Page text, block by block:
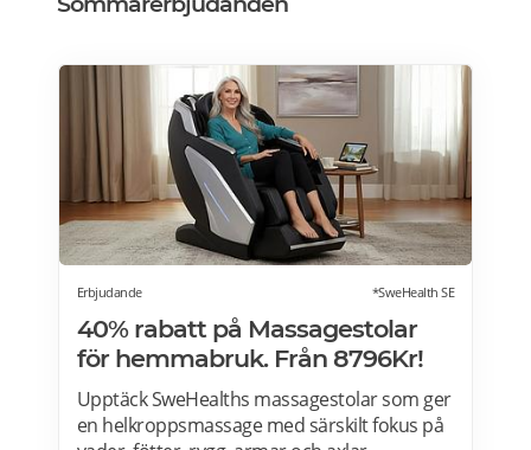
Erbjudande *SweHealth SE
40% rabatt på Massagestolar
för hemmabruk. Från 8796Kr!
Upptäck SweHealths massagestolar som ger
en helkroppsmassage med särskilt fokus på